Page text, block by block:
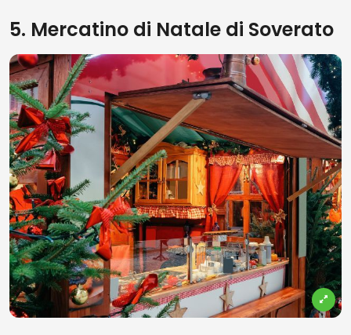
5. Mercatino di Natale di Soverato